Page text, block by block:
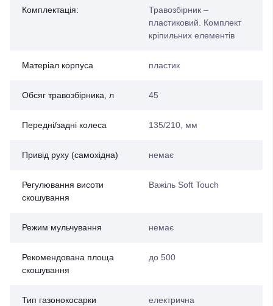
Комплектація:
Травозбірник –
пластиковий. Комплект
кріпильних елементів
Матеріал корпуса пластик
Обсяг травозбірника, л 45
Передні/задні колеса 135/210, мм
Привід руху (самохідна) немає
Регулювання висоти
скошування
Важіль Soft Touch
Режим мульчування немає
Рекомендована площа
скошування
до 500
Тип газонокосарки електрична